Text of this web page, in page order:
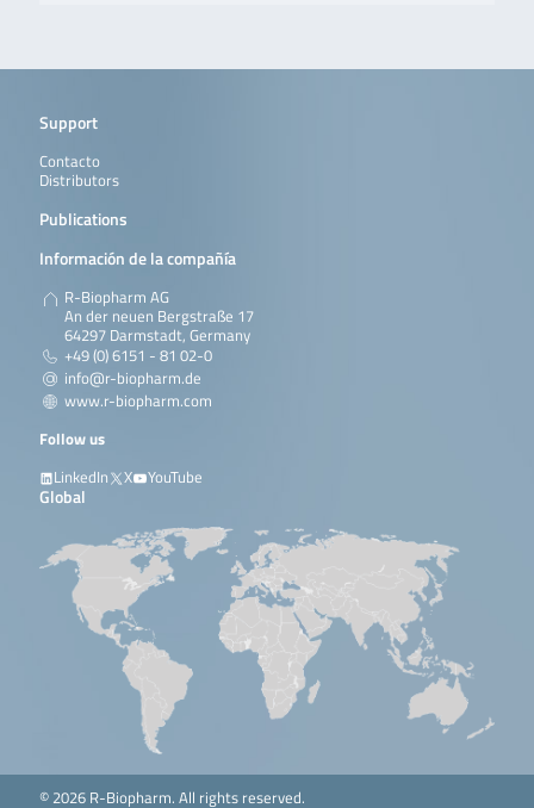
Support
Contacto
Distributors
Publications
Información de la compañía
R-Biopharm AG
An der neuen Bergstraße 17
64297 Darmstadt, Germany
+49 (0) 6151 - 81 02-0
info@r-biopharm.de
www.r-biopharm.com
Follow us
LinkedIn
X YouTube
Global
© 2026 R-Biopharm. All rights reserved.